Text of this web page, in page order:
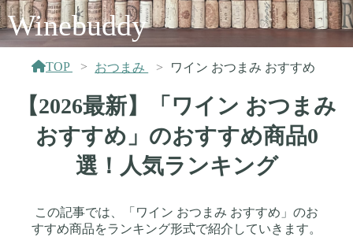
Winebuddy
TOP おつまみ ワイン おつまみ おすすめ
【2026最新】「ワイン おつまみ
おすすめ」のおすすめ商品0
選！人気ランキング
この記事では、「ワイン おつまみ おすすめ」のお
すすめ商品をランキング形式で紹介していきます。